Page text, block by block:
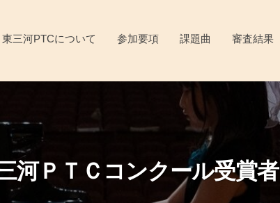
東三河PTCについて 参加要項 課題曲 審査結果
河ＰＴＣコンクール受賞者